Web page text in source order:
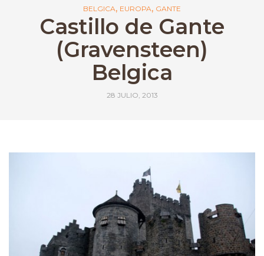
BELGICA, EUROPA, GANTE
Castillo de Gante
(Gravensteen)
Belgica
28 JULIO, 2013